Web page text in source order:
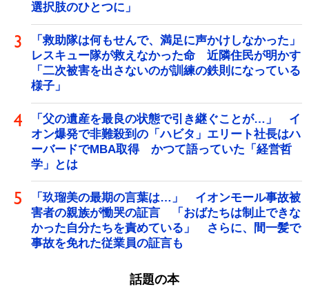
選択肢のひとつに」
「救助隊は何もせんで、満足に声かけしなかった」
レスキュー隊が救えなかった命 近隣住民が明かす
「二次被害を出さないのが訓練の鉄則になっている
様子」
「父の遺産を最良の状態で引き継ぐことが…」 イ
オン爆発で非難殺到の「ハビタ」エリート社長はハ
ーバードでMBA取得 かつて語っていた「経営哲
学」とは
「玖瑠美の最期の言葉は…」 イオンモール事故被
害者の親族が慟哭の証言 「おばたちは制止できな
かった自分たちを責めている」 さらに、間一髪で
事故を免れた従業員の証言も
話題の本